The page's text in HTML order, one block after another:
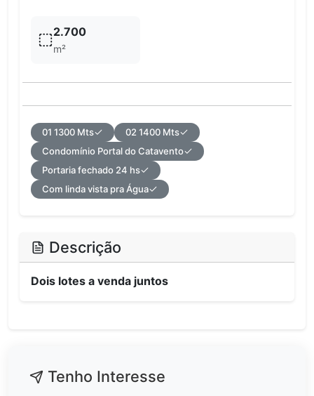
2.700
m²
01 1300 Mts
02 1400 Mts
Condomínio Portal do Catavento
Portaria fechado 24 hs
Com linda vista pra Água
Descrição
Dois lotes a venda juntos
Tenho Interesse